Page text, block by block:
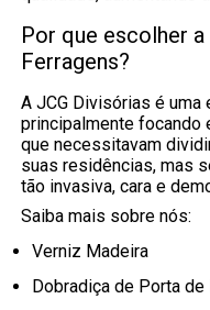
Por que escolher
Ferragens?
A JCG Divisórias é uma
principalmente focando
que necessitavam
suas residências, mas
tão invasiva, cara e
Saiba mais sobre nós:
Verniz Madeira
Dobradiça de Porta